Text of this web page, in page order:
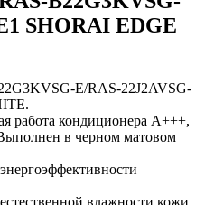
SHORAI EDGE
E/RAS-22J2AVSG-
работа кондиционера А+++,
в черном матовом
влажности кожи.